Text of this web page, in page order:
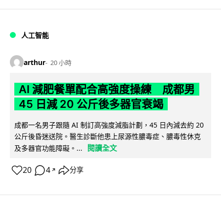
人工智能
arthur 20 小時
AI 減肥餐單配合高強度操練 成都男
45 日減 20 公斤後多器官衰竭
成都一名男子跟隨 AI 制訂高強度減脂計劃，45 日內減去約 20
公斤後昏迷送院。醫生診斷他患上尿源性膿毒症、膿毒性休克
及多器官功能障礙。...
閱讀全文
20 4 ↗ 分享